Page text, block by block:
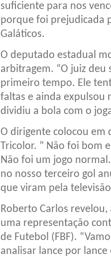
suficiente para nos
porque foi prejudicada
Galáticos.
O deputado estadual
arbitragem. “O juiz deu
primeiro tempo. Ele
faltas e ainda expulsou
dividiu a bola com o
O dirigente colocou em
Tricolor. ” Não foi bom
Não foi um jogo
no nosso terceiro gol
que viram pela
Roberto Carlos
uma representação
de Futebol (FBF).
analisar lance por